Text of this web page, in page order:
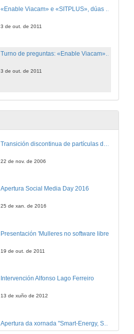
3 de out. de 2011
Turno de preguntas: «Enable Viacam» y «SiITPLUS», duas ferramentas de computador, libres e gratuitas, para persoas con discapacidade.
3 de out. de 2011
22 de nov. de 2006
Apertura Social Media Day 2016
25 de xan. de 2016
Presentación 'Mulleres no software libre'
19 de out. de 2011
Intervención Alfonso Lago Ferreiro
13 de xuño de 2012